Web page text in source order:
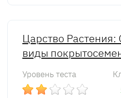
Царство
виды
Уровень теста